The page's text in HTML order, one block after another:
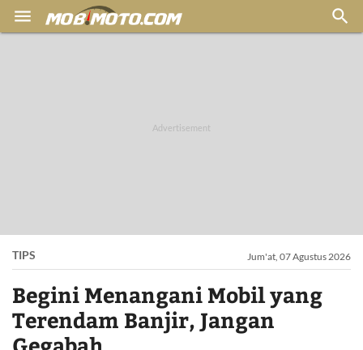
 
TIPS Jum'at, 07 Agustus 2026
Begini Menangani Mobil yang
Terendam Banjir, Jangan